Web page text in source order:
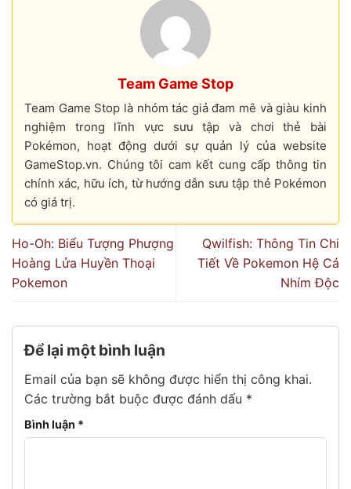
Team Game Stop
Team Game Stop là nhóm tác giả đam mê và giàu kinh
nghiệm trong lĩnh vực sưu tập và chơi thẻ bài
Pokémon, hoạt động dưới sự quản lý của website
GameStop.vn. Chúng tôi cam kết cung cấp thông tin
chính xác, hữu ích, từ hướng dẫn sưu tập thẻ Pokémon
có giá trị.
Ho-Oh: Biểu Tượng Phượng
Hoàng Lửa Huyền Thoại
Pokemon
Qwilfish: Thông Tin Chi
Tiết Về Pokemon Hệ Cá
Nhím Độc
Để lại một bình luận
Email của bạn sẽ không được hiển thị công khai.
Các trường bắt buộc được đánh dấu *
Bình luận *